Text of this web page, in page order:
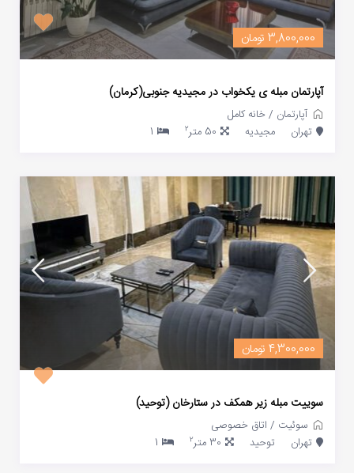
3,800,000 تومان
آپارتمان مبله ی یکخواب در مجیدیه جنوبی(کرمان)
آپارتمان /خانه کامل
تهران
مجیدیه 50 متر 2
1
4,300,000 تومان
سوییت مبله زیر همکف در ستارخان (توحید)
سوئیت / اتاق خصوصی
تهران
توحید 30 متر 2
1